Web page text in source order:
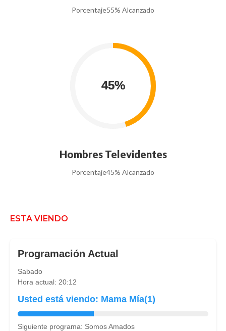
Porcentaje55% Alcanzado
Hombres Televidentes
Porcentaje45% Alcanzado
ESTA VIENDO
Programación Actual
Sabado
Hora actual: 20:12
Usted está viendo: Mama Mía(1)
Siguiente programa: Somos Amados